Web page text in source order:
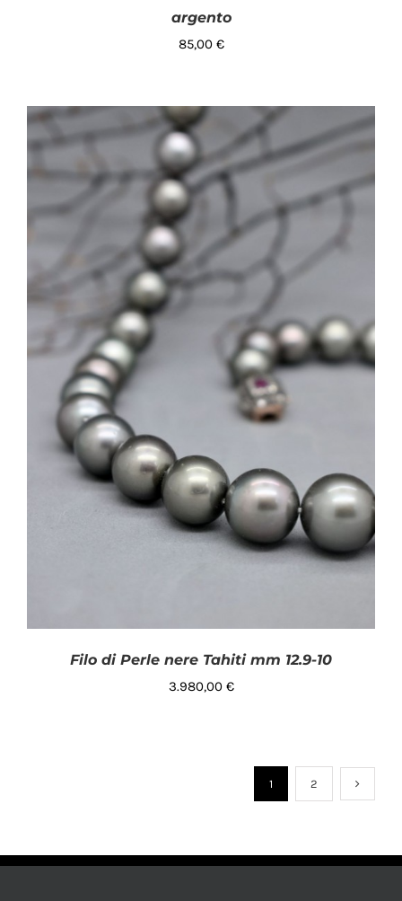
AGGIUNGI AL CARRELLO DETTAGLI
argento
85,00 €
Filo di Perle nere Tahiti mm 12.9-10
3.980,00 €
1 2